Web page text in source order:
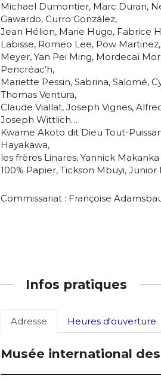
Michael Dumontier, Marc Duran,
Gawardo, Curro González,
Jean Hélion, Marie Hugo, Fabrice
Labisse, Romeo Lee, Pow
Meyer, Yan Pei Ming, Mordecaï
Pencréac’h,
Mariette Pessin, Sabrina, Salomé,
Thomas Ventura,
Claude Viallat, Joseph Vignes,
Joseph Wittlich…
Kwame Akoto dit Dieu Tout-
Hayakawa,
les frères Linares, Yannick
100% Papier, Tickson Mbuyi,
Commissariat : Françoise
Infos pratiques
Adresse Heures d'ouverture
Musée international